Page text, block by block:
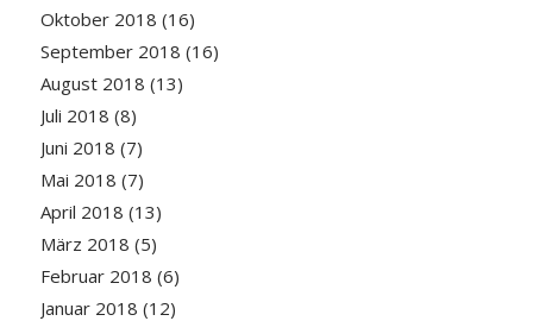
Oktober 2018 (16)
September 2018 (16)
August 2018 (13)
Juli 2018 (8)
Juni 2018 (7)
Mai 2018 (7)
April 2018 (13)
März 2018 (5)
Februar 2018 (6)
Januar 2018 (12)